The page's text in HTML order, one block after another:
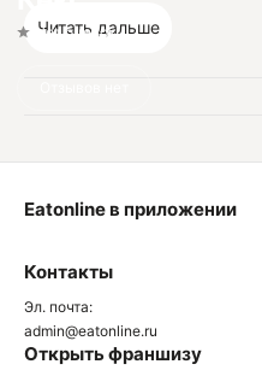
Нет оценок
Читать дальше
Контакты
Эл. почта:
admin@eatonline.ru
Открыть франшизу
Eatonline в приложении